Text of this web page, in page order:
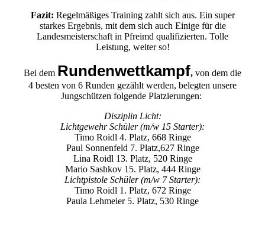
Fazit: Regelmäßiges Training zahlt sich aus. Ein super
starkes Ergebnis, mit dem sich auch Einige für die
Landesmeisterschaft in Pfreimd qualifizierten. Tolle
Leistung, weiter so!
Bei dem Rundenwettkampf, von dem die
4 besten von 6 Runden gezählt werden, belegten unsere
Jungschützen folgende Platzierungen:
Disziplin Licht:
Lichtgewehr Schüler (m/w 15 Starter):
Timo Roidl 4. Platz, 668 Ringe
Paul Sonnenfeld 7. Platz,627 Ringe
Lina Roidl 13. Platz, 520 Ringe
Mario Sashkov 15. Platz, 444 Ringe
Lichtpistole Schüler (m/w 7 Starter):
Timo Roidl 1. Platz, 672 Ringe
Paula Lehmeier 5. Platz, 530 Ringe